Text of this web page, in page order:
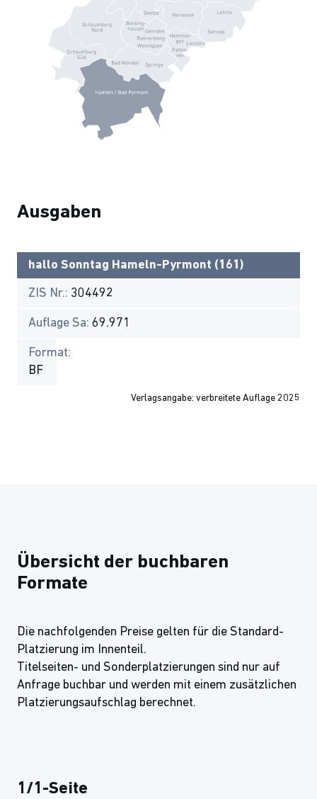
Ausgaben
hallo Sonntag Hameln-Pyrmont (161)
ZIS Nr.: 304492
Auflage Sa: 69.971
Format:
BF
Verlagsangabe: verbreitete Auflage 2025
Übersicht der buchbaren
Formate
Die nachfolgenden Preise gelten für die Standard-
Platzierung im Innenteil.
Titelseiten- und Sonderplatzierungen sind nur auf
Anfrage buchbar und werden mit einem zusätzlichen
Platzierungsaufschlag berechnet.
1/1-Seite